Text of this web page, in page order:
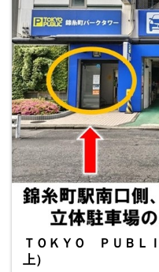
ＴＯＫＹＯ ＰＵＢＬ
上）